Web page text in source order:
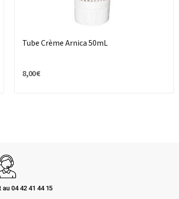
Tube Crème Arnica 50mL
8,00 €
04 42 41 44 15